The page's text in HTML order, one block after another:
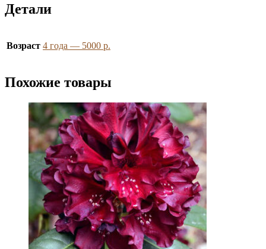
Детали
Возраст 4 года — 5000 р.
Похожие товары